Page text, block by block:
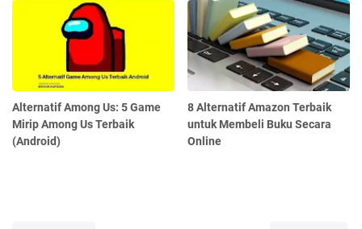
Alternatif Among Us: 5 Game
Mirip Among Us Terbaik
(Android)
8 Alternatif Amazon Terbaik
untuk Membeli Buku Secara
Online